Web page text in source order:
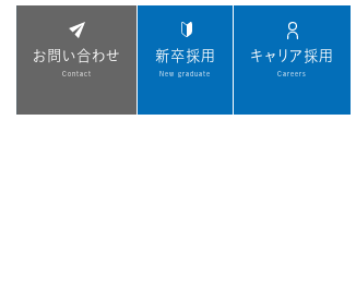
お問い合わせ
Contact
新卒採用
New graduate
キャリア採用
Careers